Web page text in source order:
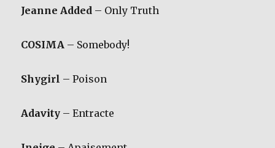
Jeanne Added – Only Truth
COSIMA – Somebody!
Shygirl – Poison
Adavity – Entracte